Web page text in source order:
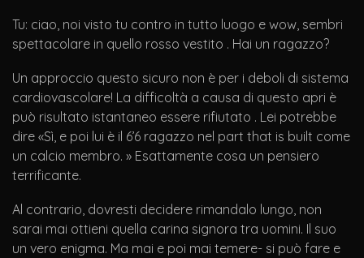
Tu: ciao, noi visto tu contro in tutto luogo e wow, sembri
spettacolare in quello rosso vestito . Hai un ragazzo?
Un approccio questo sicuro non è per i deboli di sistema
cardiovascolare! La difficoltà a causa di questo apri è
può risultato istantaneo essere rifiutato . Lei potrebbe
dire «Sì, e poi lui è il 6’6 ragazzo nel part that is built come
un calcio membro. » Esattamente cosa un pensiero
terrificante.
Al contrario, dovresti decidere rimandalo lungo, non
sarai mai ottieni quella carina signora tra uomini. Il suo
un vero enigma. Ma mai e poi mai temere- si può fare e